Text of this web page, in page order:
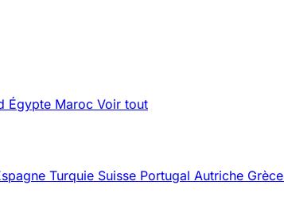
Égypte Maroc Voir tout
Turquie Suisse Portugal Autriche Grèce